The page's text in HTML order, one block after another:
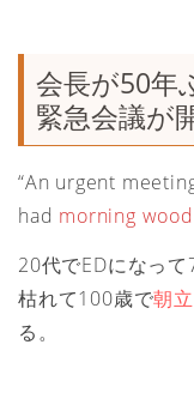
会長が50年
緊急会議が
“An urgent
had morning wood
20代でEDになっ
枯れて100歳で朝
る。